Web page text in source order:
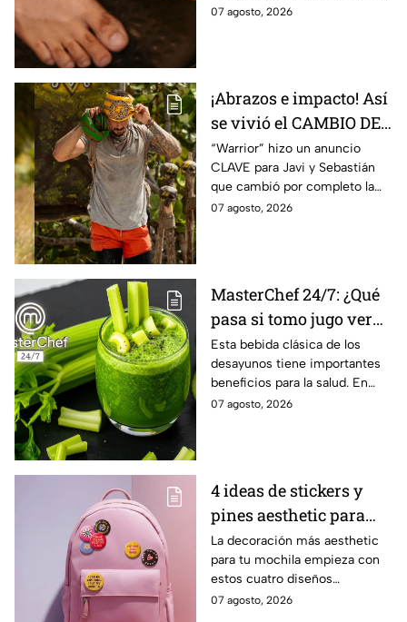
época.
07 agosto, 2026
¡Abrazos e impacto! Así
se vivió el CAMBIO DE
LÍDER en las tribus de
Survivor México La
Reliquia en Llamas
“Warrior” hizo un anuncio
CLAVE para Javi y Sebastián
que cambió por completo la
dinámica de la competencia
07 agosto, 2026
MasterChef 24/7: ¿Qué
pasa si tomo jugo verde
todos los días?
Esta bebida clásica de los
desayunos tiene importantes
beneficios para la salud. En
MasterChef 24/7 te los
07 agosto, 2026
4 ideas de stickers y
pines aesthetic para
decorar la mochila
antes del regreso a
clases
La decoración más aesthetic
para tu mochila empieza con
estos cuatro diseños
irresistibles. Conoce el paso a
07 agosto, 2026